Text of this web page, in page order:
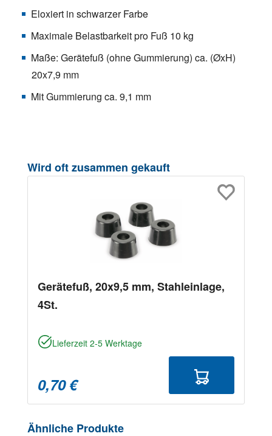
Eloxiert in schwarzer Farbe
Maximale Belastbarkeit pro Fuß 10 kg
Maße: Gerätefuß (ohne Gummierung) ca. (ØxH)
20x7,9 mm
Mit Gummierung ca. 9,1 mm
Produktgalerie überspringen
Wird oft zusammen gekauft
Gerätefuß, 20x9,5 mm, Stahleinlage,
4St.
Lieferzeit 2-5 Werktage
0,70 €
Produktgalerie überspringen
Ähnliche Produkte